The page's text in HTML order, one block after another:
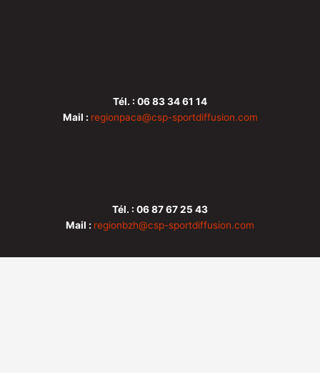
Tél. : 06 83 34 61 14
Mail : regionpaca@csp-sportdiffusion.com
Tél. : 06 87 67 25 43
Mail : regionbzh@csp-sportdiffusion.com